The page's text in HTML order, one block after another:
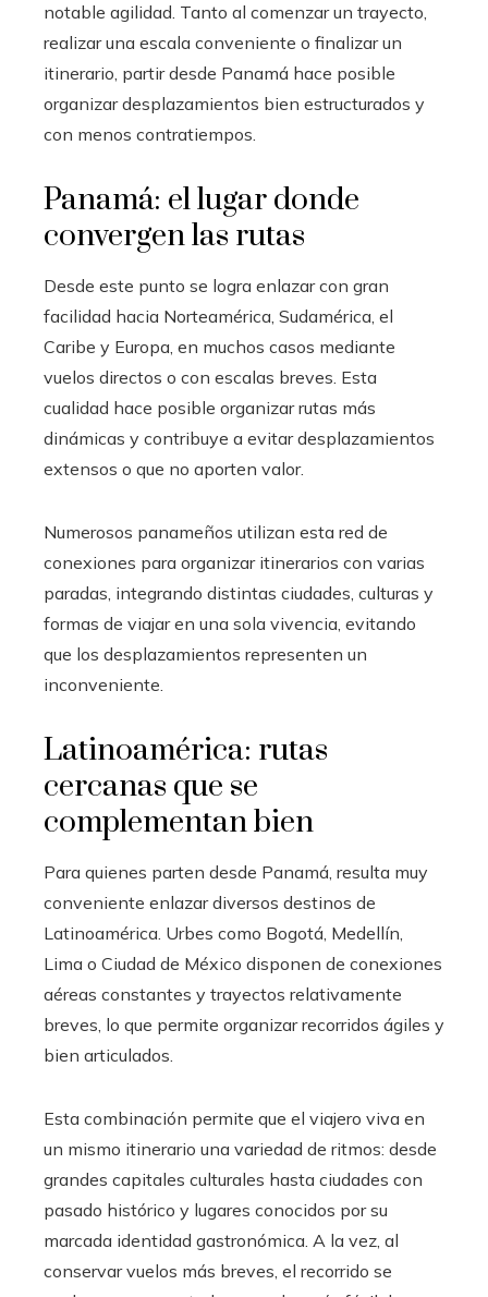
notable agilidad. Tanto al comenzar un trayecto,
realizar una escala conveniente o finalizar un
itinerario, partir desde Panamá hace posible
organizar desplazamientos bien estructurados y
con menos contratiempos.
Panamá: el lugar donde
convergen las rutas
Desde este punto se logra enlazar con gran
facilidad hacia Norteamérica, Sudamérica, el
Caribe y Europa, en muchos casos mediante
vuelos directos o con escalas breves. Esta
cualidad hace posible organizar rutas más
dinámicas y contribuye a evitar desplazamientos
extensos o que no aporten valor.
Numerosos panameños utilizan esta red de
conexiones para organizar itinerarios con varias
paradas, integrando distintas ciudades, culturas y
formas de viajar en una sola vivencia, evitando
que los desplazamientos representen un
inconveniente.
Latinoamérica: rutas
cercanas que se
complementan bien
Para quienes parten desde Panamá, resulta muy
conveniente enlazar diversos destinos de
Latinoamérica. Urbes como Bogotá, Medellín,
Lima o Ciudad de México disponen de conexiones
aéreas constantes y trayectos relativamente
breves, lo que permite organizar recorridos ágiles y
bien articulados.
Esta combinación permite que el viajero viva en
un mismo itinerario una variedad de ritmos: desde
grandes capitales culturales hasta ciudades con
pasado histórico y lugares conocidos por su
marcada identidad gastronómica. A la vez, al
conservar vuelos más breves, el recorrido se